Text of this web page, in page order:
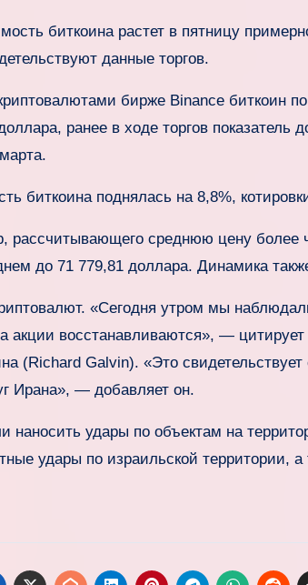
биткоина растет в пятницу
данные торгов.
бирже Binance биткоин
ранее в ходе торгов показатель
биткоина поднялась на 8,8%,
рассчитывающего среднюю цену более
до 71 779,81 доллара. Динамика
«Сегодня утром мы
акции восстанавливаются», — цитирует
(Richard Galvin). «Это свидетельствует
Ирана», — добавляет он.
удары по объектам на
удары по израильской